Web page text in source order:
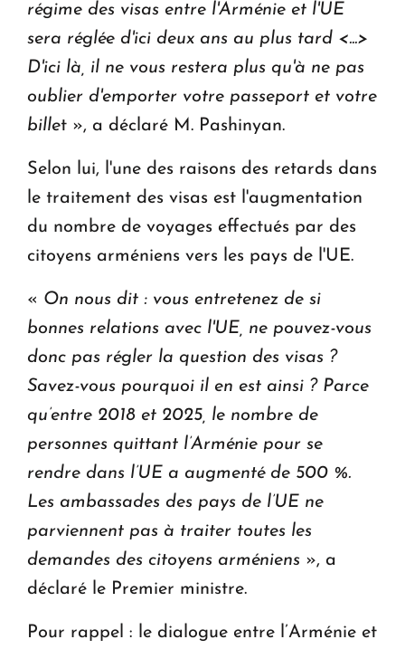
régime des visas entre l'Arménie et l'UE
sera réglée d'ici deux ans au plus tard <...>
D'ici là, il ne vous restera plus qu'à ne pas
oublier d'emporter votre passeport et votre
billet », a déclaré M. Pashinyan.
Selon lui, l'une des raisons des retards dans
le traitement des visas est l'augmentation
du nombre de voyages effectués par des
citoyens arméniens vers les pays de l'UE.
« On nous dit : vous entretenez de si
bonnes relations avec l'UE, ne pouvez-vous
donc pas régler la question des visas ?
Savez-vous pourquoi il en est ainsi ? Parce
qu’entre 2018 et 2025, le nombre de
personnes quittant l’Arménie pour se
rendre dans l’UE a augmenté de 500 %.
Les ambassades des pays de l’UE ne
parviennent pas à traiter toutes les
demandes des citoyens arméniens », a
déclaré le Premier ministre.
Pour rappel : le dialogue entre l’Arménie et